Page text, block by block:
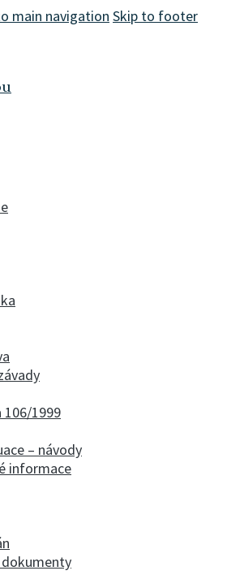
main navigation Skip to footer
106/1999
– návody
informace